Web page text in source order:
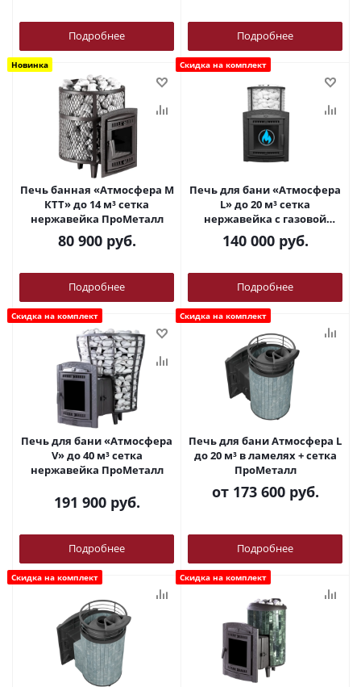
Подробнее Подробнее
Новинка
Печь банная «Атмосфера М
КТТ» до 14 м³ сетка
нержавейка ПроМеталл
80 900руб.
Подробнее
Скидка на комплект
Печь для бани «Атмосфера
L» до 20 м³ сетка
нержавейка с газовой
горелкой ПроМеталл
140 000руб.
Подробнее
Скидка на комплект
Печь для бани «Атмосфера
V» до 40 м³ сетка
нержавейка ПроМеталл
191 900руб.
Подробнее
Скидка на комплект
Печь для бани Атмосфера L
до 20 м³ в ламелях + сетка
ПроМеталл
от 173 600 руб.
Подробнее
Скидка на комплект Скидка на комплект